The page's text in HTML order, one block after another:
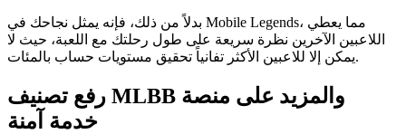
بدلاً من ذلك، فإنه يمثل نجاحك في Mobile Legends، مما يعطي
اللاعبين الآخرين نظرة سريعة على طول رحلتك مع اللعبة، حيث لا
يمكن إلا للاعبين الأكثر تفانياً تحقيق مستويات حساب بالمئات.
رفع تصنيف MLBB والمزيد على منصة
خدمة آمنة